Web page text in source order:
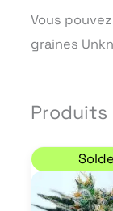
Vous
graines
Produits